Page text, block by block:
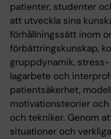
patienter, studenter
att utveckla sina
förhållningssätt inom
förbättringskunskap,
gruppdynamik,
lagarbete och
patientsäkerhet,
motivationsteorier
och tekniker. Genom
situationer och